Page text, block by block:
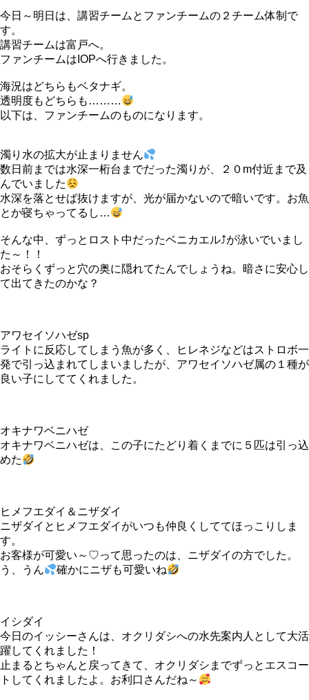
今日～明日は、講習チームとファンチームの２チーム体制で
す。
講習チームは富戸へ。
ファンチームはIOPへ行きました。
海況はどちらもベタナギ。
透明度もどちらも………
以下は、ファンチームのものになります。
濁り水の拡大が止まりません
数日前までは水深一桁台までだった濁りが、２０m付近まで及
んでいました
水深を落とせば抜けますが、光が届かないので暗いです。お魚
とか寝ちゃってるし…
そんな中、ずっとロスト中だったベニカエル⤴が泳いでいまし
た～！！
おそらくずっと穴の奥に隠れてたんでしょうね。暗さに安心し
て出てきたのかな？
アワセイソハゼsp
ライトに反応してしまう魚が多く、ヒレネジなどはストロボ一
発で引っ込まれてしまいましたが、アワセイソハゼ属の１種が
良い子にしててくれました。
オキナワベニハゼ
オキナワベニハゼは、この子にたどり着くまでに５匹は引っ込
めた
ヒメフエダイ＆ニザダイ
ニザダイとヒメフエダイがいつも仲良くしててほっこりしま
す。
お客様が可愛い～♡って思ったのは、ニザダイの方でした。
う、うん
確かにニザも可愛いね
イシダイ
今日のイッシーさんは、オクリダシへの水先案内人として大活
躍してくれました！
止まるとちゃんと戻ってきて、オクリダシまでずっとエスコー
トしてくれましたよ。お利口さんだね～